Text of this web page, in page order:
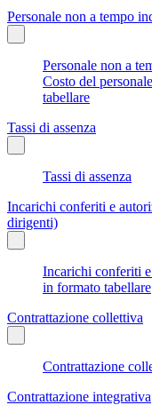
Personale non a tempo
Personale non a
Costo del
tabellare
Tassi di assenza
Tassi di assenza
Incarichi conferiti e
dirigenti)
Incarichi conferiti
in formato tabellare
Contrattazione collettiva
Contrattazione
Contrattazione integrativa